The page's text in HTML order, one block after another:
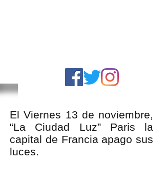
El Viernes 13 de noviembre,
“La Ciudad Luz” Paris la
capital de Francia apago sus
luces.